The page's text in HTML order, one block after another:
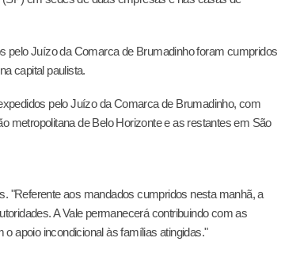
pelo Juízo da Comarca de Brumadinho foram cumpridos
capital paulista.
pelo Juízo da Comarca de Brumadinho, com
metropolitana de Belo Horizonte e as restantes em São
"Referente aos mandados cumpridos nesta manhã, a
A Vale permanecerá contribuindo com as
apoio incondicional às famílias atingidas."